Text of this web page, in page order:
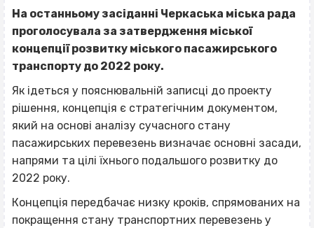
На останньому засіданні Черкаська міська рада
проголосувала за затвердження міської
концепції розвитку міського пасажирського
транспорту до 2022 року.
Як ідеться у пояснювальній записці до проекту
рішення, концепція є стратегічним документом,
який на основі аналізу сучасного стану
пасажирських перевезень визначає основні засади,
напрями та цілі їхнього подальшого розвитку до
2022 року.
Концепція передбачає низку кроків, спрямованих на
покращення стану транспортних перевезень у